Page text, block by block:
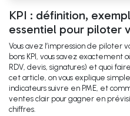
KPI : définition,
essentiel pour piloter
Vous avez l’impression de piloter
bons KPI, vous savez exactement
RDV, devis, signatures) et quoi
cet article, on vous explique
indicateurs suivre en PME, et
ventes clair pour gagner en
chiffres.